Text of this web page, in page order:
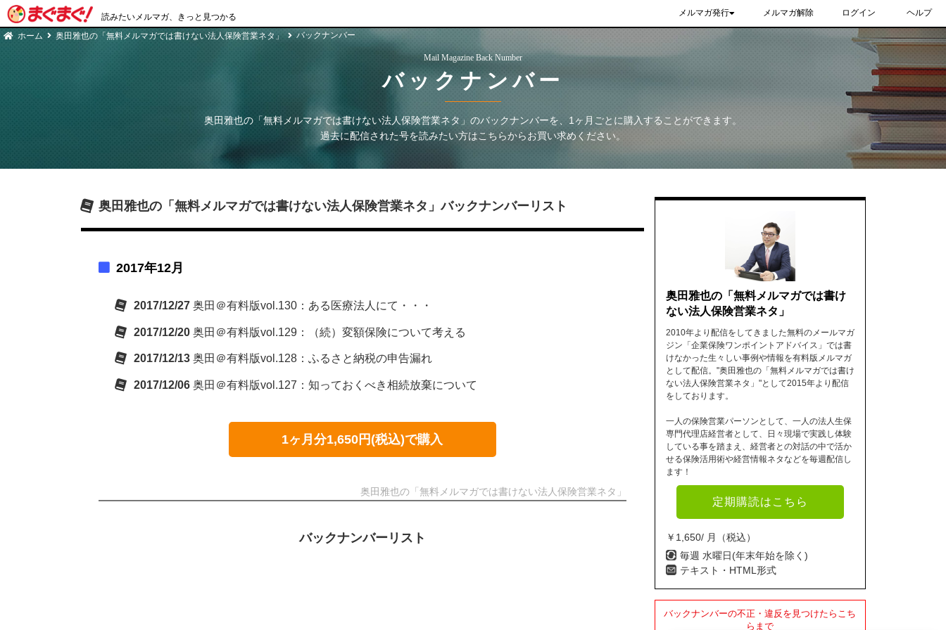
読みたいメルマガ、きっと見つかる メルマガ発行 メルマガ解除 ログイン ヘルプ
ホーム 奥田雅也の「無料メルマガでは書けない法人保険営業ネタ」 バックナンバー
Mail Magazine Back Number
バックナンバー
奥田雅也の「無料メルマガでは書けない法人保険営業ネタ」 のバックナンバーを、1ヶ月ごとに購入することができます。
過去に配信された号を読みたい方はこちらからお買い求めください。
奥田雅也の「無料メルマガでは書けない法人保険営業ネタ」バックナンバーリスト
2017年12月
2017/12/27 奥田＠有料版vol.130：ある医療法人にて・・・
2017/12/20 奥田＠有料版vol.129：（続）変額保険について考える
2017/12/13 奥田＠有料版vol.128：ふるさと納税の申告漏れ
2017/12/06 奥田＠有料版vol.127：知っておくべき相続放棄について
1ヶ月分1,650円(税込)で購入
奥田雅也の「無料メルマガでは書けない法人保険営業ネタ」
バックナンバーリスト
奥田雅也の「無料メルマガでは書け
ない法人保険営業ネタ」
2010年より配信をしてきました無料のメールマガ
ジン「企業保険ワンポイントアドバイス」では書
けなかった生々しい事例や情報を有料版メルマガ
として配信。"奥田雅也の「無料メルマガでは書け
ない法人保険営業ネタ」"として2015年より配信
をしております。
一人の保険営業パーソンとして、一人の法人生保
専門代理店経営者として、日々現場で実践し体験
している事を踏まえ、経営者との対話の中で活か
せる保険活用術や経営情報ネタなどを毎週配信し
ます！
定期購読はこちら
￥1,650/ 月（税込）
毎週 水曜日(年末年始を除く)
テキスト・HTML形式
バックナンバーの不正・違反を見つけたらこち
らまで